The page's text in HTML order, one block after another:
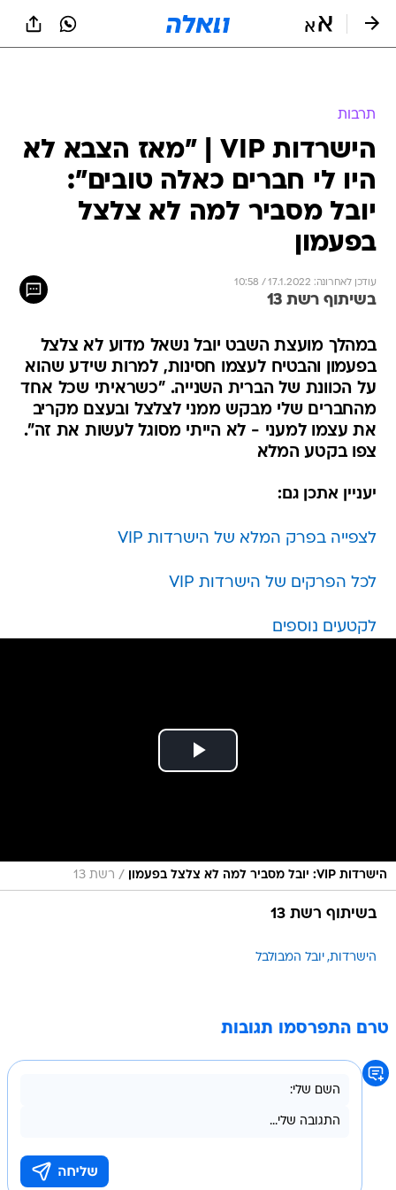
היו לי חברים כאלה טובים":
יובל מסביר למה לא צלצל
בפעמון
עודכן לאחרונה: 17.1.2022 / 10:58
בשיתוף רשת 13
במהלך מועצת השבט יובל נשאל מדוע לא צלצל
על הכוונת של הברית השנייה. "כשראיתי שכל אחד
מהחברים שלי מבקש ממני לצלצל ובעצם מקריב
את עצמו למעני - לא הייתי מסוגל לעשות את זה".
צפו בקטע המלא
יעניין אתכן גם:
לצפייה בפרק המלא של הישרדות VIP
לכל הפרקים של הישרדות VIP
לקטעים נוספים
בשיתוף רשת 13
הישרדות יובל המבולבל
בשליחת התגובה אני מסכים לתנאי השימוש